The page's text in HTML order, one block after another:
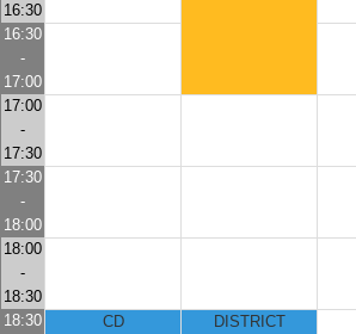
16:30
16:30
-
17:00
17:00
-
17:30
17:30
-
18:00
18:00
-
18:30
18:30
CD
DISTRICT